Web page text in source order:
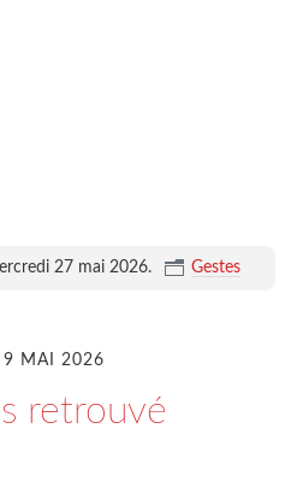
27 mai 2026. Gestes
9 MAI 2026
retrouvé